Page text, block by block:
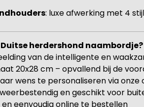
: luxe afwerking met 4
herdershond naambordje?
van de intelligente en
20x28 cm – opvallend bij de
wens te personaliseren via
en geschikt voor
eenvoudig online te bestellen